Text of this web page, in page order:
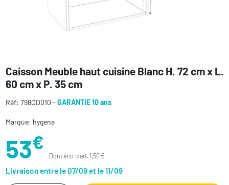
Caisson Meuble haut cuisine Blanc H. 72 cm x L.
60 cm x P. 35 cm
Réf: 798CD010 - GARANTIE 10 ans
Marque: hygena
53€
Dont éco-part. 1,50 €
Livraison entre le 07/09 et le 11/09